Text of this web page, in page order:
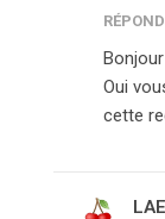
Oui
cette